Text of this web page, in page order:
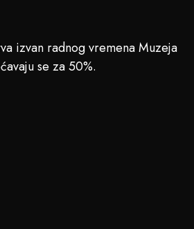
izvan radnog vremena Muzeja
se za 50%.